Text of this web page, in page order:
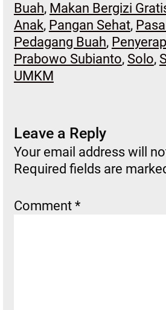
Buah, Makan Bergizi
Anak, Pangan Sehat,
Pedagang Buah,
Prabowo Subianto, Solo,
UMKM
Leave a Reply
Your email address will
Required fields are
Comment *